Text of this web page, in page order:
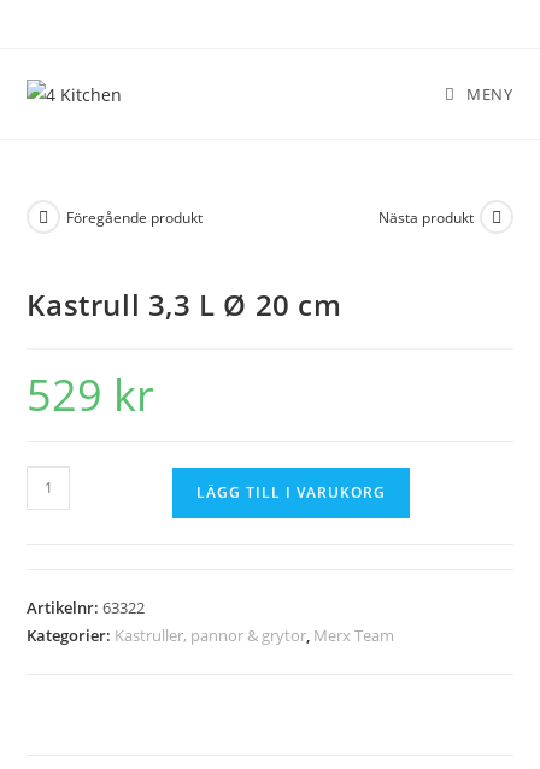
MENY
Föregående produkt Nästa produkt
Kastrull 3,3 L Ø 20 cm
529 kr
LÄGG TILL I VARUKORG
Artikelnr:63322
Kategorier: Kastruller, pannor & grytor, Merx Team